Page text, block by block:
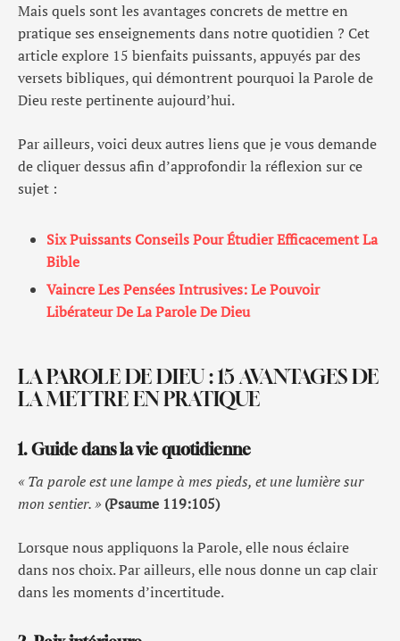
Mais quels sont les avantages concrets de mettre en
pratique ses enseignements dans notre quotidien ? Cet
article explore 15 bienfaits puissants, appuyés par des
versets bibliques, qui démontrent pourquoi la Parole de
Dieu reste pertinente aujourd’hui.
Par ailleurs, voici deux autres liens que je vous demande
de cliquer dessus afin d’approfondir la réflexion sur ce
sujet :
Six Puissants Conseils Pour Étudier Efficacement La
Bible
Vaincre Les Pensées Intrusives: Le Pouvoir
Libérateur De La Parole De Dieu
LA PAROLE DE DIEU : 15 AVANTAGES DE
LA METTRE EN PRATIQUE
1. Guide dans la vie quotidienne
« Ta parole est une lampe à mes pieds, et une lumière sur
mon sentier. » (Psaume 119:105)
Lorsque nous appliquons la Parole, elle nous éclaire
dans nos choix. Par ailleurs, elle nous donne un cap clair
dans les moments d’incertitude.